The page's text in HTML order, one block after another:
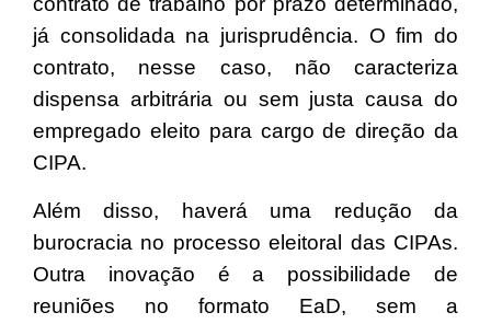
já consolidada na jurisprudência. O fim do
contrato, nesse caso, não caracteriza
dispensa arbitrária ou sem justa causa do
empregado eleito para cargo de direção da
CIPA.
Além disso, haverá uma redução da
burocracia no processo eleitoral das CIPAs.
Outra inovação é a possibilidade de
reuniões no formato EaD, sem a